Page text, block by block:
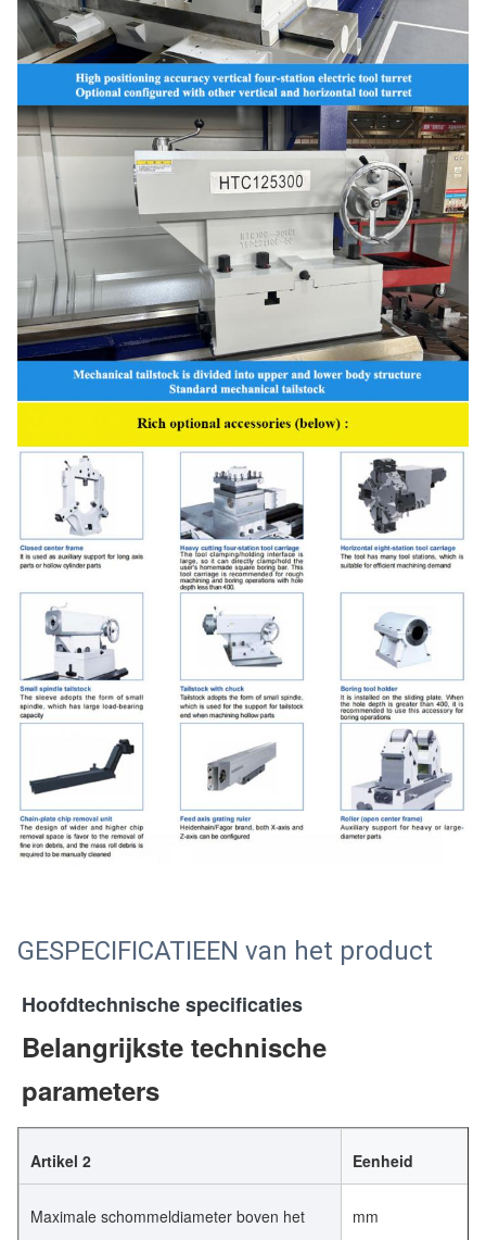
GESPECIFICATIEEN van het product
Hoofdtechnische specificaties
Belangrijkste technische
parameters
Artikel 2 Eenheid
Maximale schommeldiameter boven het
mm